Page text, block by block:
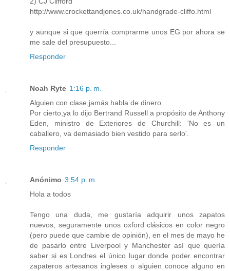
http://www.crockettandjones.co.uk/handgrade-cliffo.html
y aunque si que querría comprarme unos EG por ahora se
me sale del presupuesto...
Responder
Noah Ryte 1:16 p. m.
Alguien con clase,jamás habla de dinero.
Por cierto,ya lo dijo Bertrand Russell a propósito de Anthony
Eden, ministro de Exteriores de Churchill: 'No es un
caballero, va demasiado bien vestido para serlo'.
Responder
Anónimo 3:54 p. m.
Hola a todos
Tengo una duda, me gustaría adquirir unos zapatos
nuevos, seguramente unos oxford clásicos en color negro
(pero puede que cambie de opinión), en el mes de mayo he
de pasarlo entre Liverpool y Manchester así que quería
saber si es Londres el único lugar donde poder encontrar
zapateros artesanos ingleses o alguien conoce alguno en